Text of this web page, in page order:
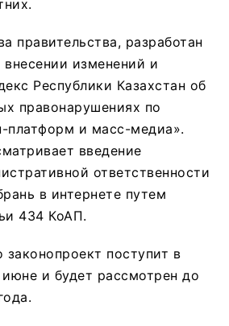
правительства, разработан
изменений и
Республики Казахстан об
правонарушениях по
платформ и масс-медиа».
введение
ответственности
в интернете путем
434 КоАП.
законопроект поступит в
и будет рассмотрен до